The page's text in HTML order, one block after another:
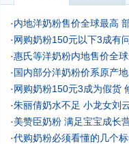
·内地洋奶粉售价全球最高
·网购奶粉150元以下3成有
·惠氏等洋奶粉内地售价全
·国内部分洋奶粉价系原产
·网购奶粉150元3成为假货
·朱丽倩奶水不足 小龙女刘
·美赞臣奶粉 满足宝宝成长
·代购奶粉必须看懂的几个